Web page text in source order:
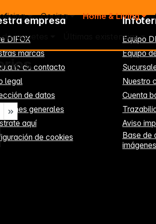
Cocina Home & Living
de juguetes Últimas existencias
empresa
DIFOX
marcas
de contacto
legal
de datos
generales
aquí
de cookies
Equipo
Equipo
Nuestro
Cuenta
Aviso
Base de
imágenes